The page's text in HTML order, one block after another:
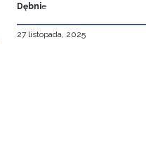
Dębnie
27 listopada, 2025